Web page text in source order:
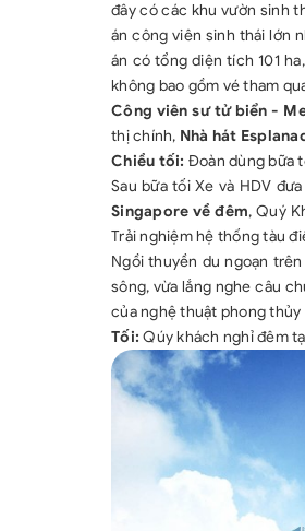
đây có các khu vườn sinh
án công viên sinh thái lớn
án có tổng diện tích 101
không bao gồm vé tham
Công viên sư tử biển -
thị chính, Nhà hát
Chiều tối: Đoàn dùng bữa
Sau bữa tối Xe và HDV
Singapore về đêm, Quý
Trải nghiệm hệ thống tàu
Ngồi thuyền du ngoạn
sông, vừa lắng nghe câu
của nghệ thuật phong thủy
Tối: Qúy khách nghỉ đêm